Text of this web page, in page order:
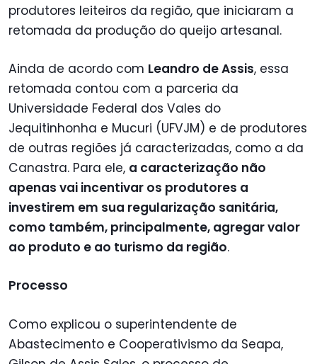
produtores leiteiros da região, que iniciaram a
retomada da produção do queijo artesanal.
Ainda de acordo com Leandro de Assis, essa
retomada contou com a parceria da
Universidade Federal dos Vales do
Jequitinhonha e Mucuri (UFVJM) e de produtores
de outras regiões já caracterizadas, como a da
Canastra. Para ele, a caracterização não
apenas vai incentivar os produtores a
investirem em sua regularização sanitária,
como também, principalmente, agregar valor
ao produto e ao turismo da região.
Processo
Como explicou o superintendente de
Abastecimento e Cooperativismo da Seapa,